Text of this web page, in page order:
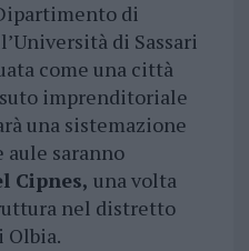
di
di Sassari
come una città
imprenditoriale
una sistemazione
saranno
Cipnes, una volta
nel distretto